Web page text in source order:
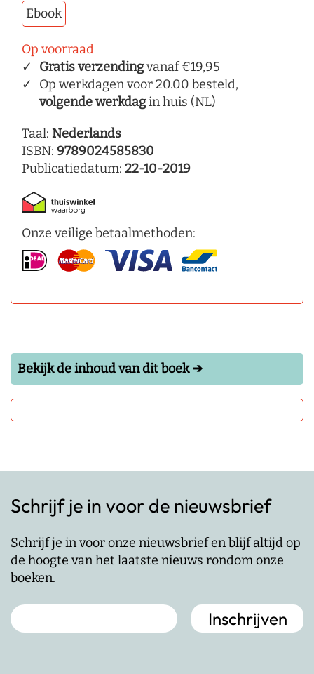
Ebook
Op voorraad
Gratis verzendingvanaf €19,95
Op werkdagen voor 20.00 besteld,
volgende werkdagin huis (NL)
Taal: Nederlands
ISBN: 9789024585830
Publicatiedatum: 22-10-2019
Onze veilige betaalmethoden:
Bekijk de inhoud van dit boek ➔
Schrijf je in voor de nieuwsbrief
Schrijf je in voor onze nieuwsbrief en blijf altijd op
de hoogte van het laatste nieuws rondom onze
boeken.